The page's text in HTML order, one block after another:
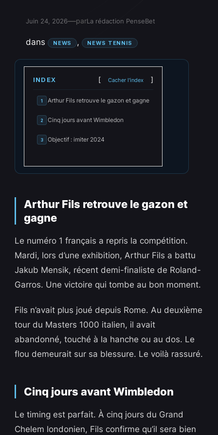
Juin 24, 2026—parLa rédaction PenseBet
dans NEWS , NEWS TENNIS
INDEX Cacher l'index
1 Arthur Fils retrouve le gazon et gagne
2 Cinq jours avant Wimbledon
3 Objectif : imiter 2024
Arthur Fils retrouve le gazon et
gagne
Le numéro 1 français a repris la compétition.
Mardi, lors d’une exhibition, Arthur Fils a battu
Jakub Mensik, récent demi-finaliste de Roland-
Garros. Une victoire qui tombe au bon moment.
Fils n’avait plus joué depuis Rome. Au deuxième
tour du Masters 1000 italien, il avait
abandonné, touché à la hanche ou au dos. Le
flou demeurait sur sa blessure. Le voilà rassuré.
Cinq jours avant Wimbledon
Le timing est parfait. À cinq jours du Grand
Chelem londonien, Fils confirme qu’il sera bien